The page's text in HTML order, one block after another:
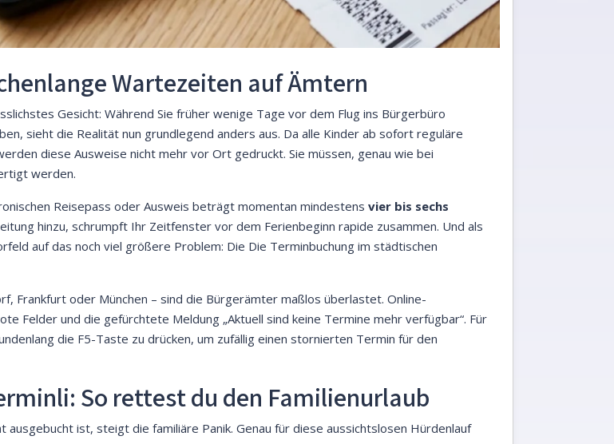
Wartezeiten auf Ämtern
Gesicht: Während Sie früher wenige Tage vor dem Flug ins Bürgerbüro
sieht die Realität nun grundlegend anders aus. Da alle Kinder ab sofort reguläre
diese Ausweise nicht mehr vor Ort gedruckt. Sie müssen, genau wie bei
werden.
Reisepass oder Ausweis beträgt momentan mindestens vier bis sechs
hinzu, schrumpft Ihr Zeitfenster vor dem Ferienbeginn rapide zusammen. Und als
auf das noch viel größere Problem: Die Die Terminbuchung im städtischen
Frankfurt oder München – sind die Bürgerämter maßlos überlastet. Online-
Felder und die gefürchtete Meldung „Aktuell sind keine Termine mehr verfügbar“. Für
die F5-Taste zu drücken, um zufällig einen stornierten Termin für den
So rettest du den Familienurlaub
ist, steigt die familiäre Panik. Genau für diese aussichtslosen Hürdenlauf